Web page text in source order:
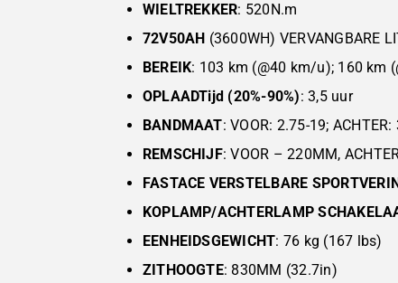
WIELTREKKER: 520N.m
72V50AH (3600WH) VERVANGBARE
BEREIK: 103 km (@40 km/u); 160 km
OPLAADTijd (20%-90%): 3,5 uur
BANDMAAT: VOOR: 2.75-19; ACHTER:
REMSCHIJF: VOOR – 220MM,
FASTACE VERSTELBARE
KOPLAMP/ACHTERLAMP
EENHEIDSGEWICHT: 76 kg (167 lbs)
ZITHOOGTE: 830MM (32.7in)